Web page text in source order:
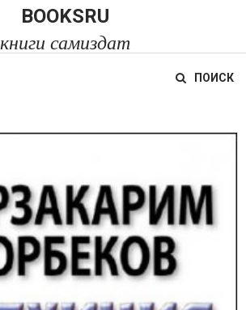
BOOKSRU
книги самиздат
ПОИСК